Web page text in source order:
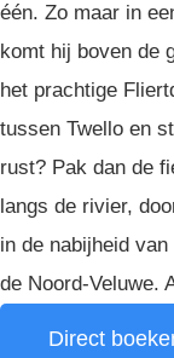
één. Zo maar in
komt hij boven de
het prachtige
tussen Twello en
rust? Pak dan de
langs de rivier,
in de nabijheid
de Noord-Veluwe.
Direct